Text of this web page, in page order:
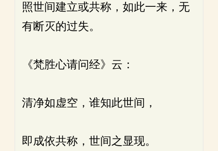
照世间建立或共称，如此一来，无
有断灭的过失。
《梵胜心请问经》云：
清净如虚空，谁知此世间，
即成依共称，世间之显现。